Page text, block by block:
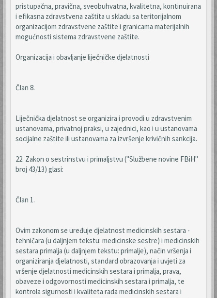
pristupačna, pravična, sveobuhvatna, kvalitetna, kontinuirana
i efikasna zdravstvena zaštita u skladu sa teritorijalnom
organizacijom zdravstvene zaštite i granicama materijalnih
mogućnosti sistema zdravstvene zaštite.
Organizacija i obavljanje liječničke djelatnosti
Član 8.
Liječnička djelatnost se organizira i provodi u zdravstvenim
ustanovama, privatnoj praksi, u zajednici, kao i u ustanovama
socijalne zaštite ili ustanovama za izvršenje krivičnih sankcija.
22. Zakon o sestrinstvu i primaljstvu ("Službene novine FBiH"
broj 43/13) glasi:
Član 1.
Ovim zakonom se uređuje djelatnost medicinskih sestara -
tehničara (u daljnjem tekstu: medicinske sestre) i medicinskih
sestara primalja (u daljnjem tekstu: primalje), način vršenja i
organiziranja djelatnosti, standard obrazovanja i uvjeti za
vršenje djelatnosti medicinskih sestara i primalja, prava,
obaveze i odgovornosti medicinskih sestara i primalja, te
kontrola sigurnosti i kvaliteta rada medicinskih sestara i